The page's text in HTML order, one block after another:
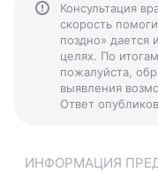
Консультация
скорость
поздно» дается
целях. По
пожалуйста,
выявления
Ответ
ИНФОРМАЦИЯ